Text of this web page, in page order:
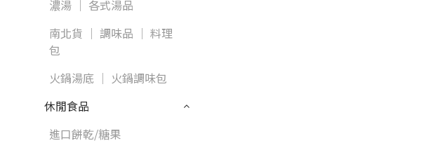
濃湯 │ 各式湯品
南北貨 │ 調味品 │ 料理
包
火鍋湯底 │ 火鍋調味包
休閒食品
進口餅乾/糖果